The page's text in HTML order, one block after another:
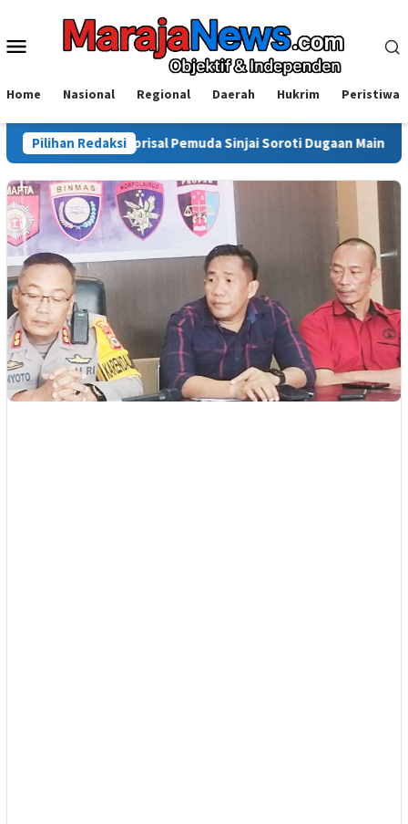
konten
Menu
Home Nasional Regional Daerah Hukrim Peristiwa
Pilihan Redaksi
Isyal Aprisal Pemuda Sinjai Soroti Dugaan Main Hakim Sendiri